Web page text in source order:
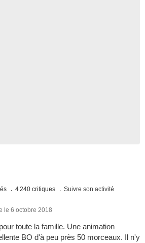
4 240 critiques Suivre son activité
le 6 octobre 2018
toute la famille. Une animation
BO d'à peu près 50 morceaux. Il n'y